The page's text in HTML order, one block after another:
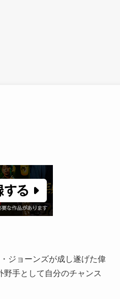
ジョーンズが成し遂げた偉
手として自分のチャンス